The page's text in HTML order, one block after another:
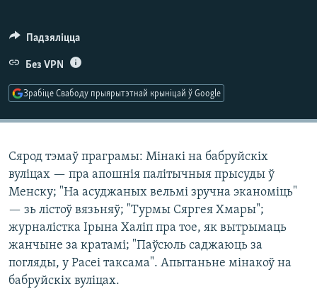
КАЛЯНДАР
НА ХВАЛЯХ СВАБОДЫ
Падзяліцца
Без VPN
Зрабіце Свабоду прыярытэтнай крыніцай ў Google
Сярод тэмаў праграмы: Мінакі на бабруйскіх
вуліцах — пра апошнія палітычныя прысуды ў
Менску; "На асуджаных вельмі зручна эканоміць"
— зь лістоў вязьняў; "Турмы Сяргея Хмары";
журналістка Ірына Халіп пра тое, як вытрымаць
жанчыне за кратамі; "Паўсюль саджаюць за
погляды, у Расеі таксама". Апытаньне мінакоў на
бабруйскіх вуліцах.